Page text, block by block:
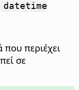
περιέχει
σε